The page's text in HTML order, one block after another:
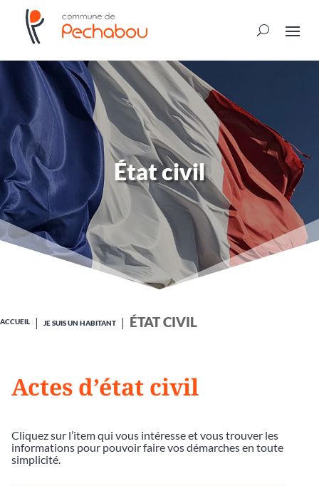
État civil
ACCUEIL JE SUIS UN HABITANT ÉTAT CIVIL
Actes d’état civil
Cliquez sur l’item qui vous intéresse et vous trouver les
informations pour pouvoir faire vos démarches en toute
simplicité.